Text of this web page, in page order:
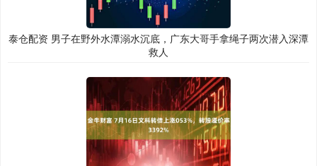
泰仓配资 男子在野外水潭溺水沉底，广东大哥手拿绳子两次潜入深潭
救人